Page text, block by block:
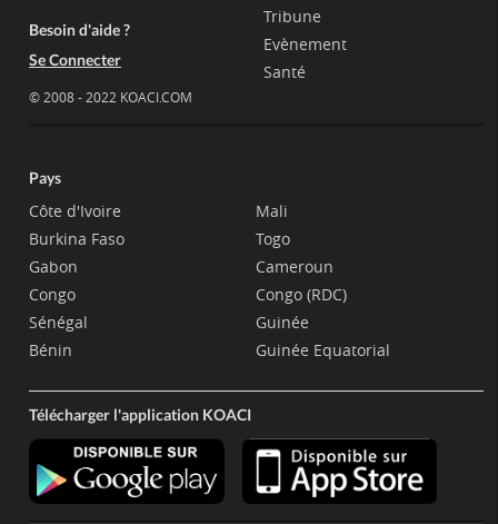
Besoin d'aide ?
Se Connecter
© 2008 - 2022 KOACI.COM
Tribune
Evènement
Santé
Pays
Côte d'Ivoire
Burkina Faso
Gabon
Congo
Sénégal
Bénin
Mali
Togo
Cameroun
Congo (RDC)
Guinée
Guinée Equatorial
Télécharger l'application KOACI